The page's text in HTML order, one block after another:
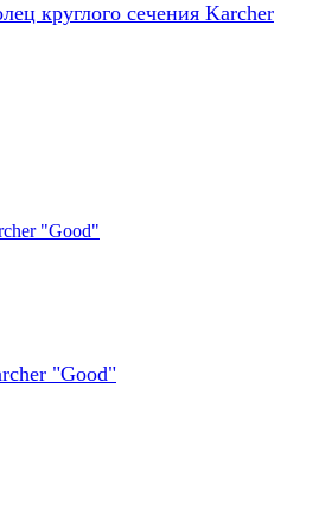
круглого сечения Karcher
"Good"